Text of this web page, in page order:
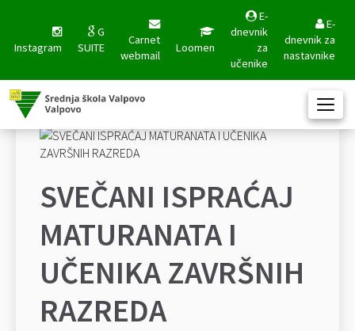
Instagram
G
SUITE
Carnet
webmail
Loomen
E-
dnevnik
za
učenike
E-
dnevnik za
nastavnike
SVEČANI ISPRAĆAJ
MATURANATA I
UČENIKA ZAVRŠNIH
RAZREDA